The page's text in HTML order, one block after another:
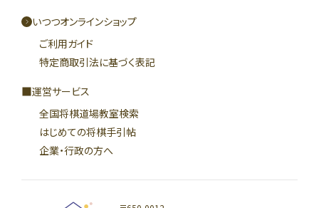
いつつオンラインショップ
ご利用ガイド
特定商取引法に基づく表記
運営サービス
全国将棋道場教室検索
はじめての将棋手引帖
企業・行政の方へ